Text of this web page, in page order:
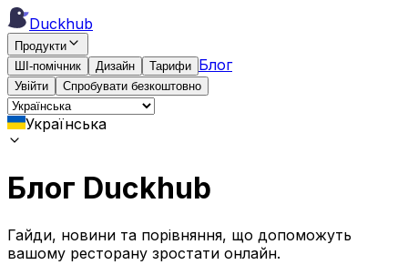
Duckhub
Продукти
ШІ-помічник
Дизайн Тарифи Блог
Увійти Спробувати безкоштовно
Українська
Блог Duckhub
Гайди, новини та порівняння, що допоможуть
вашому ресторану зростати онлайн.